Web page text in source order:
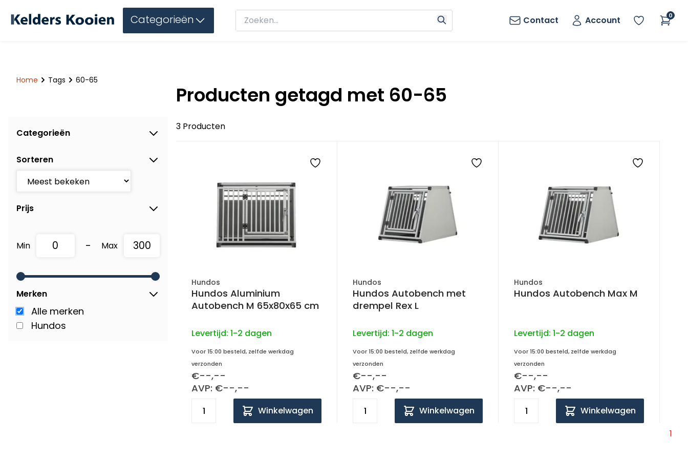
Categorieën Contact Account 0
Home Tags 60-65
Categorieën
Sorteren
Prijs
Min - Max
Merken
Alle merken
Hundos
Producten getagd met 60-65
3 Producten
Hundos
Hundos Aluminium
Autobench M 65x80x65 cm
Levertijd: 1-2 dagen
Voor 15:00 besteld, zelfde werkdag
verzonden
€--,--
AVP: €--,--
Winkelwagen
Hundos
Hundos Autobench met
drempel Rex L
Levertijd: 1-2 dagen
Voor 15:00 besteld, zelfde werkdag
verzonden
€--,--
AVP: €--,--
Winkelwagen
Hundos
Hundos Autobench Max M
Levertijd: 1-2 dagen
Voor 15:00 besteld, zelfde werkdag
verzonden
€--,--
AVP: €--,--
Winkelwagen
1